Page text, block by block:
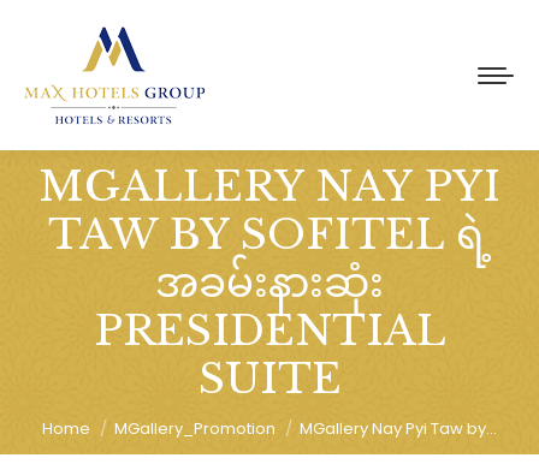
MGALLERY NAY PYI
TAW BY SOFITEL ရဲ့
အခမ်းနားဆုံး
PRESIDENTIAL
SUITE
You are here:
Home MGallery_Promotion MGallery Nay Pyi Taw by…